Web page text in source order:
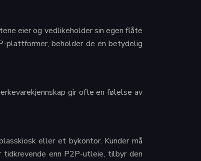
eier og vedlikeholder sin egen flåte
plattformer, beholder de en betydelig
gir ofte en følelse av
eller et bykontor. Kunder må
enn P2P-utleie, tilbyr den